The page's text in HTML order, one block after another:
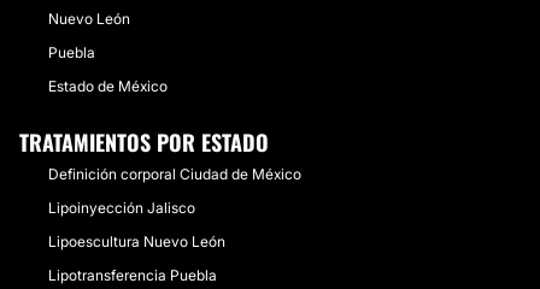
Nuevo León
Puebla
Estado de México
TRATAMIENTOS POR ESTADO
Definición corporal Ciudad de México
Lipoinyección Jalisco
Lipoescultura Nuevo León
Lipotransferencia Puebla